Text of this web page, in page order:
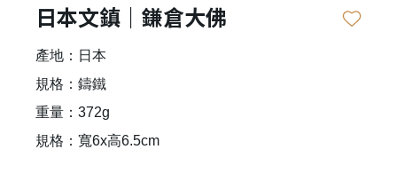
日本文鎮｜鎌倉大佛
產地：日本
規格：鑄鐵
重量：372g
規格：寬6x高6.5cm